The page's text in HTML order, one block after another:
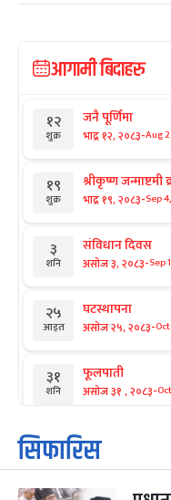
आगामी बिदाहरु
१२
शुक्र
जनै पूर्णिमा
भाद्र १२, २०८३-Aug
१९
शुक्र
श्रीकृष्ण जन्माष्टमी
भाद्र १९, २०८३-Sep
३
शनि
संविधान दिवस
असोज ३, २०८३-Sep
२५
आइत
घटस्थापना
असोज २५, २०८३-
३१
शनि
फूलपाती
असोज ३१ , २०८३-
१
आइत
कार्तिक सङ्क्रान्ति
कार्तिक १, २०८३
सिफारिस